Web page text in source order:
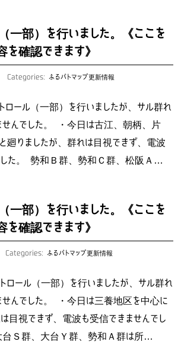
一部）を行いました。《ここを
を確認できます》
Categories:ふるパトマップ更新情報
ロール（一部）を行いましたが、サル群れ
せんでした。 ・今日は古江、朝柄、片
廻りましたが、群れは目視できず、電波
した。 勢和Ｂ群、勢和Ｃ群、松阪Ａ…
一部）を行いました。《ここを
を確認できます》
Categories:ふるパトマップ更新情報
ロール（一部）を行いましたが、サル群れ
せんでした。 ・今日は三養地区を中心に
目視できず、電波も受信できませんでし
Ｓ群、大台Ｙ群、勢和Ａ群は所…